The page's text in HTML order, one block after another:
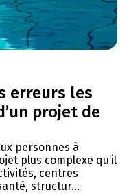
erreurs les
projet de
personnes à
plus complexe qu’il
centres
structur...